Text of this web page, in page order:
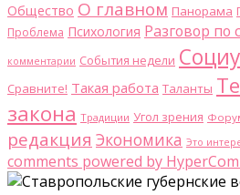
Общество О главном Панорама
Проблема Психология Разговор по
комментарии События недели
Сравните! Такая работа Таланты
закона Традиции Угол зрения
редакция Экономика Это
comments powered by